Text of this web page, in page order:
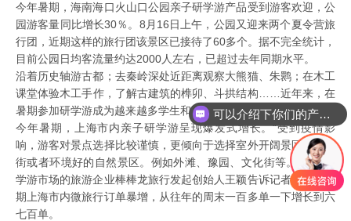
今年暑期，海南海口火山口公园亲子研学游产品受到游客欢迎，公
园游客量同比增长30％。8月16日上午，公园又迎来两个夏令营旅
行团，近期这样的旅行团该景区已接待了60多个。据不完全统计，
目前公园日均客流量约达2000人左右，已超过去年同期水平。
沿着历史轴游古都；去秦岭深处近距离观察大熊猫、朱鹮；在木工
课堂体验木工手作，了解古建筑的榫卯、斗拱结构……近年来，在
暑期参加研学游成为越来越多学生和家长的选择。
今年暑期，上海市内亲子研学游呈现爆发式增长。“受到疫情影
响，游客对景点选择比较谨慎，更倾向于选择室外开阔景区、文化
街或者环境好的自然景区。例如外滩、豫园、文化街等。”专注研
学游市场的旅游企业棒棒龙旅行发起创始人王颖告诉记者，今年暑
期上海市内微旅行订单暴增，从往年的周末一百多单一下增长到六
七百单。
可以介绍下你们的产品么